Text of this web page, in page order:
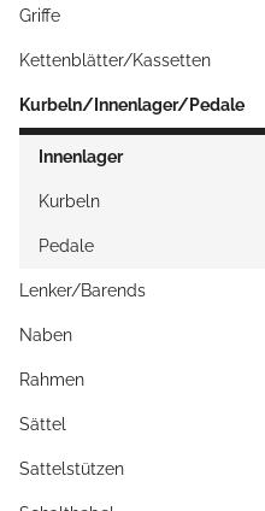
Griffe
Kettenblätter/Kassetten
Kurbeln/Innenlager/Pedale
Innenlager
Kurbeln
Pedale
Lenker/Barends
Naben
Rahmen
Sättel
Sattelstützen